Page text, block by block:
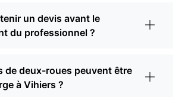
un devis avant le
du professionnel ?
de deux-roues peuvent être
à Vihiers ?